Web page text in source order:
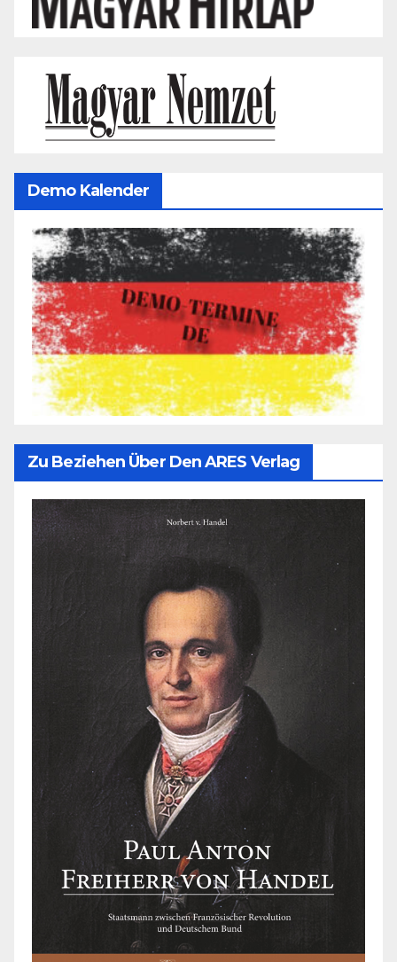
Demo Kalender
Zu Beziehen Über Den ARES Verlag